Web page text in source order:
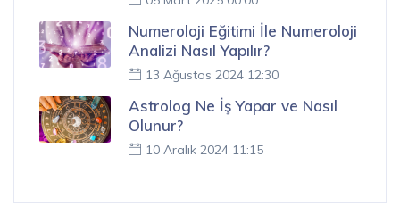
Numeroloji Eğitimi İle Numeroloji
Analizi Nasıl Yapılır?
13 Ağustos 2024 12:30
Astrolog Ne İş Yapar ve Nasıl
Olunur?
10 Aralık 2024 11:15